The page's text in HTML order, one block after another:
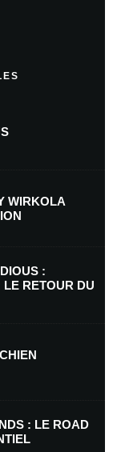
le navigateur pour
e-mail.
WIRKOLA
:
LE RETOUR DU
: LE ROAD